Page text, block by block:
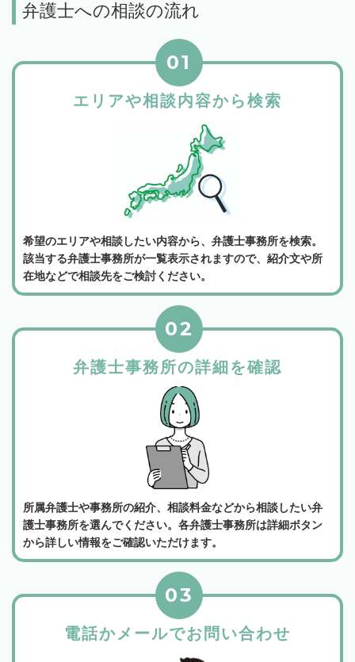
弁護士への相談の流れ
エリアや相談内容から検索
01
希望のエリアや相談したい内容から、弁護士事務所を検索。
該当する弁護士事務所が一覧表示されますので、紹介文や所
在地などで相談先をご検討ください。
弁護士事務所の詳細を確認
02
所属弁護士や事務所の紹介、相談料金などから相談したい弁
護士事務所を選んでください。各弁護士事務所は詳細ボタン
から詳しい情報をご確認いただけます。
電話かメールでお問い合わせ
03